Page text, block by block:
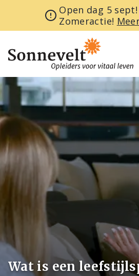
Open dag 5 sept!
Zomeractie!
Wat is een